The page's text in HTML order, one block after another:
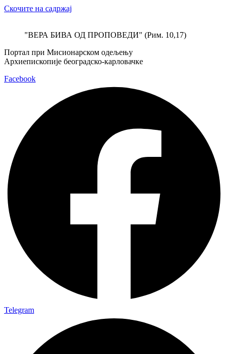
Скочите на садржај
"ВЕРА БИВА ОД ПРОПОВЕДИ" (Рим. 10,17)
Портал при Мисионарском одељењу
Архиепископије београдско-карловачке
Facebook
Telegram